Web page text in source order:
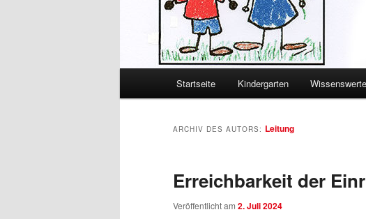
Zum primären Inhalt springen
Zum sekundären Inhalt springen
Startseite Kindergarten
ARCHIV DES AUTORS: Leitung
Erreichbarkeit der
Veröffentlicht am 2. Juli 2024